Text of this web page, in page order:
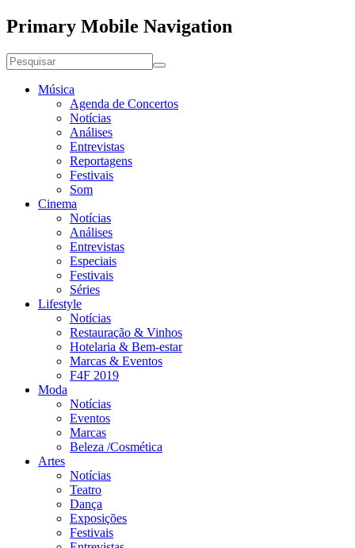
Primary Mobile Navigation
Música
Agenda de Concertos
Notícias
Análises
Entrevistas
Reportagens
Festivais
Som
Cinema
Notícias
Análises
Entrevistas
Especiais
Festivais
Séries
Lifestyle
Notícias
Restauração & Vinhos
Hotelaria & Bem-estar
Marcas & Eventos
F4F 2019
Moda
Notícias
Eventos
Marcas
Beleza /Cosmética
Artes
Notícias
Teatro
Dança
Exposições
Festivais